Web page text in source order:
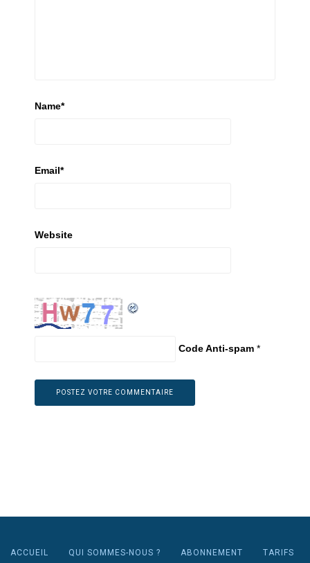
Name*
Email*
Website
Code Anti-spam *
ACCUEIL QUI SOMMES-NOUS ? ABONNEMENT TARIFS